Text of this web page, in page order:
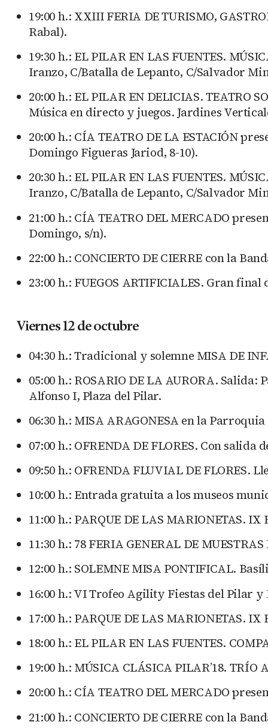
19:00 h.: XXIII FERIA DE TURISMO,
Rabal).
19:30 h.: EL PILAR EN LAS FUENTES.
Iranzo, C/Batalla de Lepanto, C/Salvador
20:00 h.: EL PILAR EN DELICIAS. TEATRO
Música en directo y juegos. Jardines
20:00 h.: CÍA TEATRO DE LA ESTACIÓN
Domingo Figueras Jariod, 8-10).
20:30 h.: EL PILAR EN LAS FUENTES.
Iranzo, C/Batalla de Lepanto, C/Salvador
21:00 h.: CÍA TEATRO DEL MERCADO
Domingo, s/n).
22:00 h.: CONCIERTO DE CIERRE con la
23:00 h.: FUEGOS ARTIFICIALES. Gran
Viernes 12 de octubre
04:30 h.: Tradicional y solemne MISA DE
05:00 h.: ROSARIO DE LA AURORA.
Alfonso I, Plaza del Pilar.
06:30 h.: MISA ARAGONESA en la Parroquia
07:00 h.: OFRENDA DE FLORES. Con salida
09:50 h.: OFRENDA FLUVIAL DE FLORES.
10:00 h.: Entrada gratuita a los museos
11:00 h.: PARQUE DE LAS MARIONETAS.
11:30 h.: 78 FERIA GENERAL DE
12:00 h.: SOLEMNE MISA PONTIFICAL.
16:00 h.: VI Trofeo Agility Fiestas del Pilar
17:00 h.: PARQUE DE LAS MARIONETAS.
18:00 h.: EL PILAR EN LAS FUENTES.
19:00 h.: MÚSICA CLÁSICA PILAR’18. TRÍO
20:00 h.: CÍA TEATRO DEL MERCADO
21:00 h.: CONCIERTO DE CIERRE con la